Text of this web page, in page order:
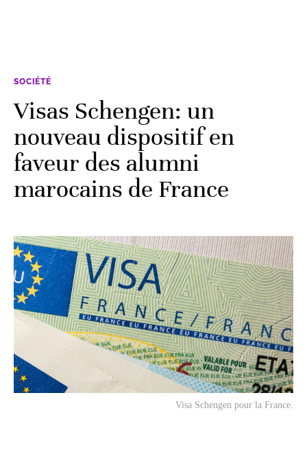
SOCIÉTÉ
Visas Schengen: un
nouveau dispositif en
faveur des alumni
marocains de France
Visa Schengen pour la France.